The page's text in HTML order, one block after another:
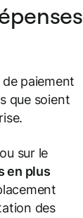
paiement
que soient
sur le
en plus
des